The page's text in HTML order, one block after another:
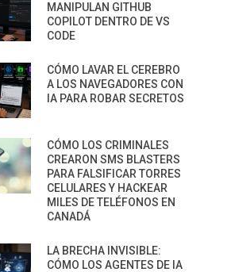
MANIPULAN GITHUB
COPILOT DENTRO DE VS
CODE
CÓMO LAVAR EL CEREBRO
A LOS NAVEGADORES CON
IA PARA ROBAR SECRETOS
CÓMO LOS CRIMINALES
CREARON SMS BLASTERS
PARA FALSIFICAR TORRES
CELULARES Y HACKEAR
MILES DE TELÉFONOS EN
CANADÁ
LA BRECHA INVISIBLE:
CÓMO LOS AGENTES DE IA